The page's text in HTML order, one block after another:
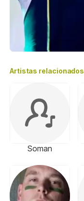
Artistas relacionados
Soman